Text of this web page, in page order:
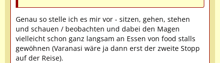
Genau so stelle ich es mir vor - sitzen, gehen, stehen
und schauen / beobachten und dabei den Magen
vielleicht schon ganz langsam an Essen von food stalls
gewöhnen (Varanasi wäre ja dann erst der zweite Stopp
auf der Reise).